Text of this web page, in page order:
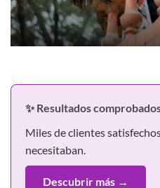
✨ Resultados
Miles de clientes
necesitaban.
Descubrir más →